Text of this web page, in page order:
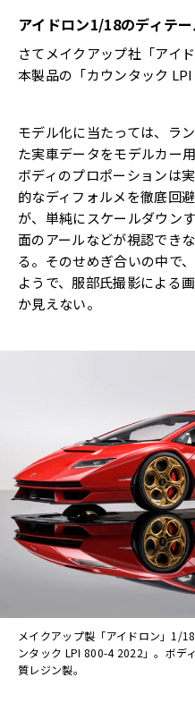
アイドロン1/18のディテ
さてメイクアップ社「アイ
本製品の「カウンタック
モデル化に当たっては、ラ
た実車データをモデルカー
ボディのプロポーションは
的なディフォルメを徹底回
が、単純にスケールダウン
面のアールなどが視認でき
る。そのせめぎ合いの中で
ようで、服部氏撮影による
か見えない。
メイクアップ製「アイドロン」1/
ンタック LPI 800-4 2022」。ボデ
質レジン製。